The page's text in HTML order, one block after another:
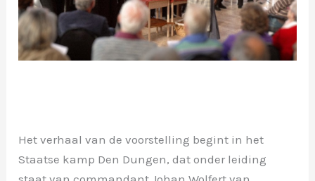
Het verhaal van de voorstelling begint in het
Staatse kamp Den Dungen, dat onder leiding